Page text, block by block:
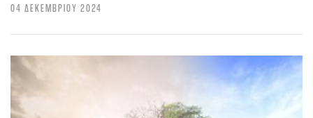
04 ΔΕΚΕΜΒΡΙΟΥ 2024